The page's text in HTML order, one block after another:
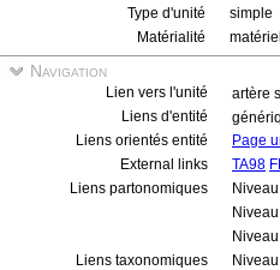
Type d'unité
simple
Matérialité
matériel
Navigation
Lien vers l'unité
artère
Liens d'entité
Liens orientés entité
Page
External links
TA98
Liens partonomiques
Liens taxonomiques